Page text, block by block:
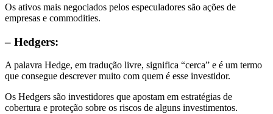
Os ativos mais negociados pelos especuladores são ações de
empresas e commodities.
– Hedgers:
A palavra Hedge, em tradução livre, significa “cerca” e é um termo
que consegue descrever muito com quem é esse investidor.
Os Hedgers são investidores que apostam em estratégias de
cobertura e proteção sobre os riscos de alguns investimentos.